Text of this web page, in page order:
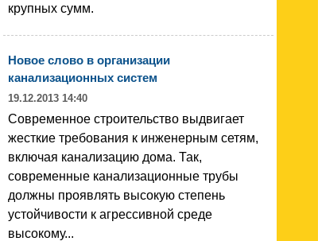
крупных сумм.
Новое слово в организации
канализационных систем
19.12.2013 14:40
Современное строительство выдвигает
жесткие требования к инженерным сетям,
включая канализацию дома. Так,
современные канализационные трубы
должны проявлять высокую степень
устойчивости к агрессивной среде
высокому...